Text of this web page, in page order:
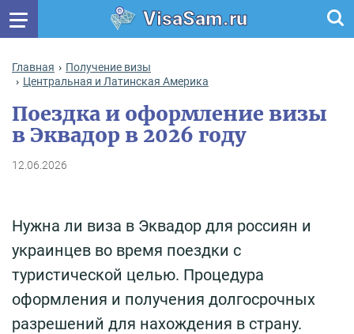
VisaSam.ru
Главная
Получение визы
Центральная и Латинская Америка
Поездка и оформление визы
в Эквадор в 2026 году
12.06.2026
Нужна ли виза в Эквадор для россиян и
украинцев во время поездки с
туристической целью. Процедура
оформления и получения долгосрочных
разрешений для нахождения в страну.